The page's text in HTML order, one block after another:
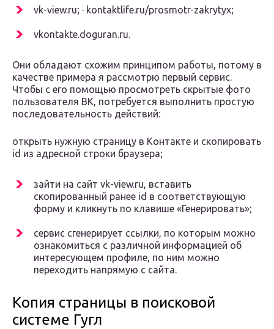
vk-view.ru; · kontaktlife.ru/prosmotr-zakrytyx;
vkontakte.doguran.ru.
Они обладают схожим принципом работы, потому в
качестве примера я рассмотрю первый сервис.
Чтобы с его помощью просмотреть скрытые фото
пользователя ВК, потребуется выполнить простую
последовательность действий:
открыть нужную страницу в Контакте и скопировать
id из адресной строки браузера;
зайти на сайт vk-view.ru, вставить
скопированный ранее id в соответствующую
форму и кликнуть по клавише «Генерировать»;
сервис сгенерирует ссылки, по которым можно
ознакомиться с различной информацией об
интересующем профиле, по ним можно
переходить напрямую с сайта.
Копия страницы в поисковой
системе Гугл